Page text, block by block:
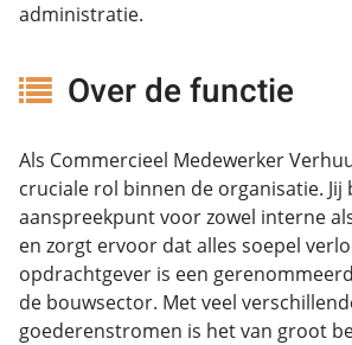
administratie.
Over de functie
Als Commercieel Medewerker
cruciale rol binnen de organisatie.
aanspreekpunt voor zowel interne
en zorgt ervoor dat alles soepel
opdrachtgever is een
de bouwsector. Met veel
goederenstromen is het van groot